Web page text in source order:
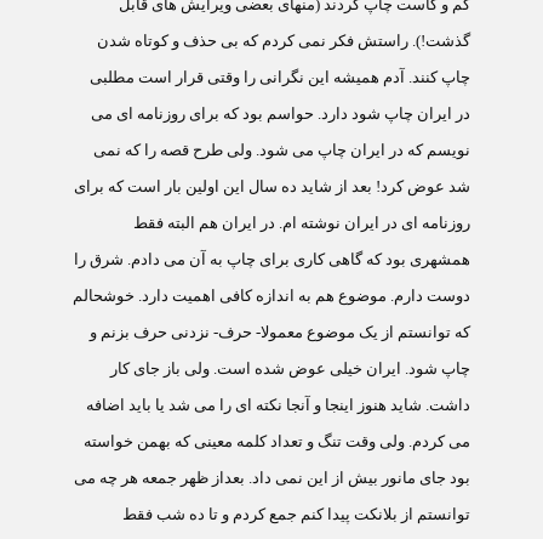
کم و کاست چاپ کردند (منهای بعضی ويرايش های قابل
گذشت!). راستش فکر نمی کردم که بی حذف و کوتاه شدن
چاپ کنند. آدم هميشه اين نگرانی را وقتی قرار است مطلبی
در ايران چاپ شود دارد. حواسم بود که برای روزنامه ای می
نويسم که در ايران چاپ می شود. ولی طرح قصه را که نمی
شد عوض کرد! بعد از شايد ده سال اين اولين بار است که برای
روزنامه ای در ايران نوشته ام. در ايران هم البته فقط
همشهری بود که گاهی کاری برای چاپ به آن می دادم. شرق را
دوست دارم. موضوع هم به اندازه کافی اهميت دارد. خوشحالم
که توانستم از يک موضوع معمولا- حرف- نزدنی حرف بزنم و
چاپ شود. ايران خيلی عوض شده است. ولی باز جای کار
داشت. شايد هنوز اينجا و آنجا نکته ای را می شد يا بايد اضافه
می کردم. ولی وقت تنگ و تعداد کلمه معينی که بهمن خواسته
بود جای مانور بيش از اين نمی داد. بعداز ظهر جمعه هر چه می
توانستم از بلانکت پيدا کنم جمع کردم و تا ده شب فقط